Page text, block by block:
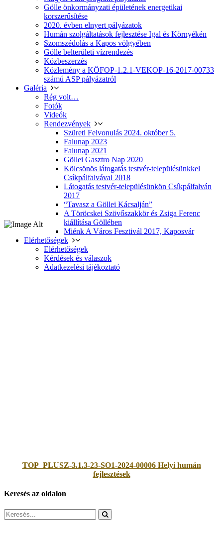
Gölle önkormányzati épületének energetikai
korszerűsítése
2020. évben elnyert pályázatok
Humán szolgáltatások fejlesztése Igal és Környékén
Szomszédolás a Kapos völgyében
Gölle belterületi vízrendezés
Közbeszerzés
Közlemény a KÖFOP-1.2.1-VEKOP-16-2017-00733
számú ASP pályázatról
Galéria
Rég volt…
Fotók
Videók
Rendezvények
Szüreti Felvonulás 2024. október 5.
Falunap 2023
Falunap 2021
Göllei Gasztro Nap 2020
Kölcsönös látogatás testvér-településünkkel
Csíkpálfalvával 2018
Látogatás testvér-településünkön Csíkpálfalván
2017
“Tavasz a Göllei Kácsalján”
A Töröcskei Szövőszakkör és Zsiga Ferenc
kiállítása Göllében
Miénk A Város Fesztivál 2017, Kaposvár
Elérhetőségek
Elérhetőségek
Kérdések és válaszok
Adatkezelési tájékoztató
TOP_PLUSZ-3.1.3-23-SO1-2024-00006 Helyi humán
fejlesztések
Keresés az oldalon
Search
for: